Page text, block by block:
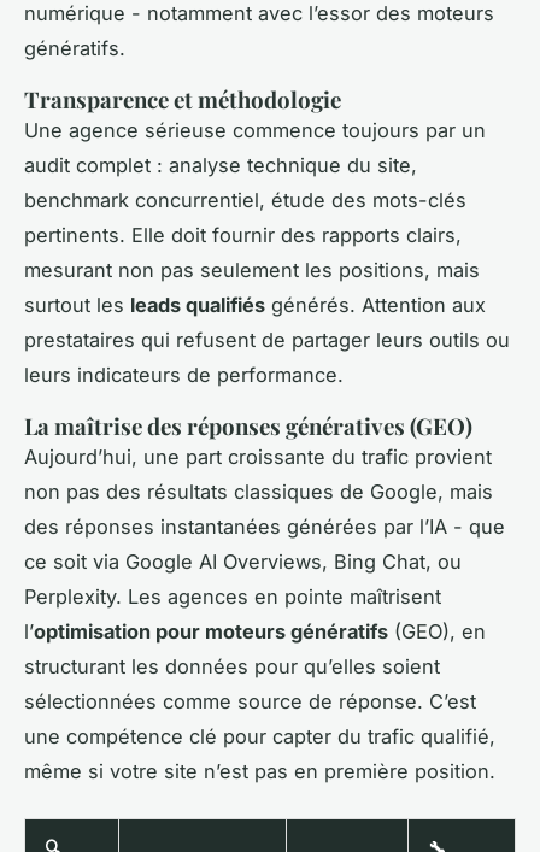
numérique - notamment avec l’essor des moteurs
génératifs.
Transparence et méthodologie
Une agence sérieuse commence toujours par un
audit complet : analyse technique du site,
benchmark concurrentiel, étude des mots-clés
pertinents. Elle doit fournir des rapports clairs,
mesurant non pas seulement les positions, mais
surtout les leads qualifiés générés. Attention aux
prestataires qui refusent de partager leurs outils ou
leurs indicateurs de performance.
La maîtrise des réponses génératives (GEO)
Aujourd’hui, une part croissante du trafic provient
non pas des résultats classiques de Google, mais
des réponses instantanées générées par l’IA - que
ce soit via Google AI Overviews, Bing Chat, ou
Perplexity. Les agences en pointe maîtrisent
l’optimisation pour moteurs génératifs (GEO), en
structurant les données pour qu’elles soient
sélectionnées comme source de réponse. C’est
une compétence clé pour capter du trafic qualifié,
même si votre site n’est pas en première position.